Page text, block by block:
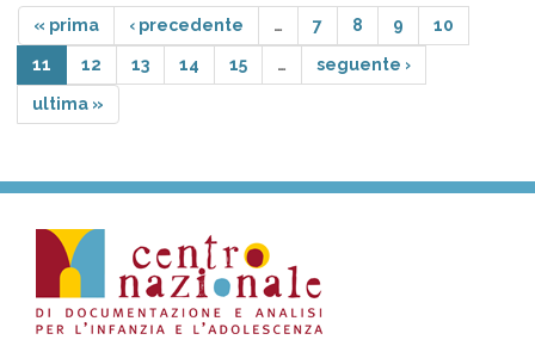
« prima ‹ precedente … 7 8 9 10
11 12 13 14 15 … seguente ›
ultima »